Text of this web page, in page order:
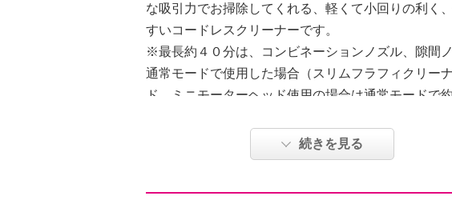
な吸引力でお掃除してくれる、軽くて小回りの利く
すいコードレスクリーナーです。
※最長約４０分は、コンビネーションノズル、隙間
通常モードで使用した場合（スリムフラフィクリー
ド、ミニモーターヘッド使用の場合は通常モードで
※強モードでは共通で連続使用時間約７分
※使用状況により異なります
続きを見る